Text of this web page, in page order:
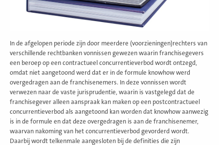
In de afgelopen periode zijn door meerdere (voorzieningen)rechters van
verschillende rechtbanken vonnissen gewezen waarin franchisegevers
een beroep op een contractueel concurrentieverbod wordt ontzegd,
omdat niet aangetoond werd dat er in de formule knowhow werd
overgedragen aan de franchisenemers. In deze vonnissen wordt
verwezen naar de vaste jurisprudentie, waarin is vastgelegd dat de
franchisegever alleen aanspraak kan maken op een postcontractueel
concurrentieverbod als aangetoond kan worden dat knowhow aanwezig
is in de formule en dat deze overgedragen is aan de franchisenemer,
waarvan nakoming van het concurrentieverbod gevorderd wordt.
Daarbij wordt telkenmale aangesloten bij de definities die zijn